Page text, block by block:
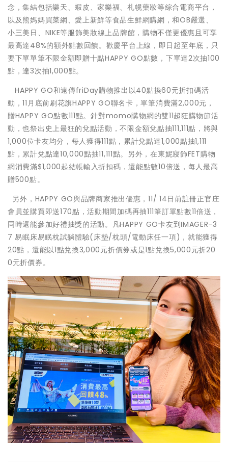
念，集結包括樂天、蝦皮、家樂福、札幌藥妝等綜合電商平台，
以及熊媽媽買菜網、愛上新鮮等食品生鮮網購網，和OB嚴選、
小三美日、NIKE等服飾美妝線上品牌館，購物不僅更優惠且可享
最高達48%的額外點數回饋。歡慶平台上線，即日起至年底，只
要下單單筆不限金額即贈十點HAPPY GO點數，下單達2次抽100
點，達3次抽1,000點。
HAPPY GO和遠傳friDay購物推出以40點換60元折扣碼活
動，11月底前刷花旗HAPPY GO聯名卡，單筆消費滿2,000元，
贈HAPPY GO點數111點。針對momo購物網的雙11超狂購物節活
動，也祭出史上最狂的兌點活動，不限金額兌點抽111,111點，將與
1,000位卡友均分，每人獲得111點，累計兌點達1,000點抽1,111
點，累計兌點達10,000點抽11,111點。另外，在東妮寢飾FET購物
網消費滿$1,000起結帳輸入折扣碼，還能點數10倍送，每人最高
贈500點。
另外，HAPPY GO與品牌商家推出優惠，11/ 14日前註冊正官庄
會員並購買即送170點，活動期間加碼再抽111筆訂單點數11倍送，
同時還能參加好禮抽獎的活動。凡HAPPY GO卡友到IMAGER-3
7 易眠床易眠枕試躺體驗(床墊/枕頭/電動床任一項)，就能獲得
20點，還能以1點兌換3,000元折價券或是1點兌換5,000元折20
0元折價券。